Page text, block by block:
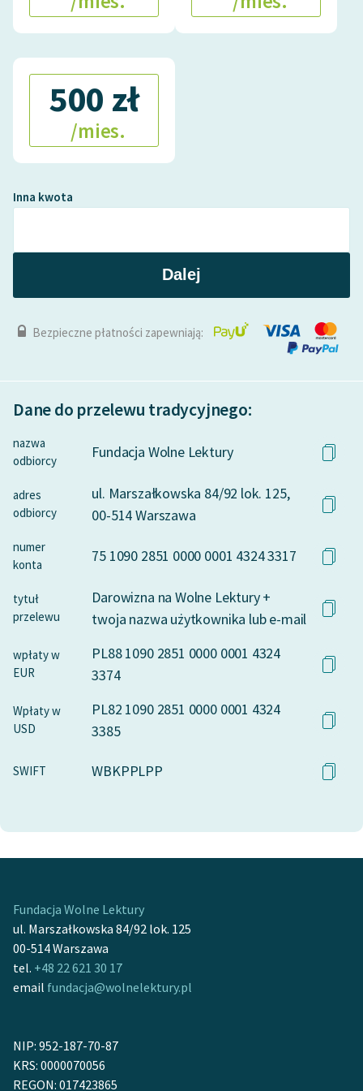
Zespół
Zasady wykorzystania
Wolnych Lektur
Materiały promocyjne
Polityka prywatności
Dane fundacji i
Informacja o treściach
500 zł
/mies.
Inna kwota
Dalej
Bezpieczne płatności zapewniają:
Dane do przelewu tradycyjnego:
nazwa
odbiorcy
Fundacja Wolne Lektury
adres
odbiorcy
ul. Marszałkowska 84/92 lok. 125,
00-514 Warszawa
numer
konta
75 1090 2851 0000 0001 4324 3317
tytuł
przelewu
Darowizna na Wolne Lektury +
twoja nazwa użytkownika lub e-mail
wpłaty w
EUR
PL88 1090 2851 0000 0001 4324
3374
Wpłaty w
USD
PL82 1090 2851 0000 0001 4324
3385
SWIFT WBKPPLPP
Fundacja Wolne Lektury
ul. Marszałkowska 84/92 lok. 125
00-514 Warszawa
tel. +48 22 621 30 17
email fundacja@wolnelektury.pl
NIP: 952-187-70-87
KRS: 0000070056
REGON: 017423865